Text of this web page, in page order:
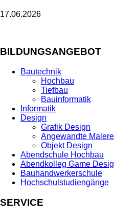
17.06.2026
BILDUNGSANGEBOT
Bautechnik
Hochbau
Tiefbau
Bauinformatik
Informatik
Design
Grafik Design
Angewandte
Objekt Design
Abendschule Hochbau
Abendkolleg Game
Bauhandwerkerschule
Hochschulstudiengänge
SERVICE